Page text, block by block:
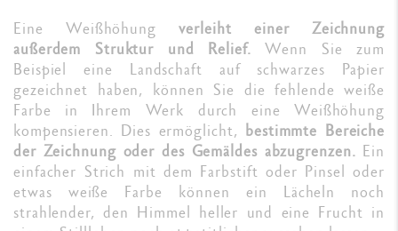
Eine Weißhöhungverleiht einer Zeichnung
außerdem Struktur und Relief. Wenn Sie zum
Beispiel eine Landschaft auf schwarzes Papier
gezeichnet haben, können Sie die fehlende weiße
Farbe in Ihrem Werk durch eine Weißhöhung
kompensieren. Dies ermöglicht, bestimmte Bereiche
der Zeichnung oder des Gemäldes abzugrenzen. Ein
einfacher Strich mit dem Farbstift oder Pinsel oder
etwas weiße Farbe können ein Lächeln noch
strahlender, den Himmel heller und eine Frucht in